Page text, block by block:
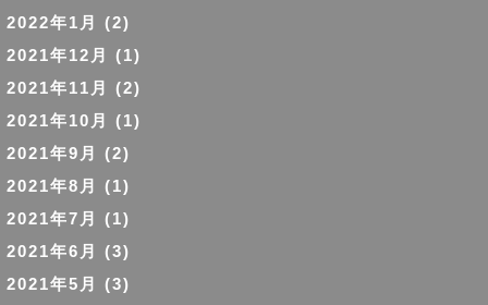
2022年1月
(2)
2021年12月
(1)
2021年11月
(2)
2021年10月
(1)
2021年9月
(2)
2021年8月
(1)
2021年7月
(1)
2021年6月
(3)
2021年5月
(3)